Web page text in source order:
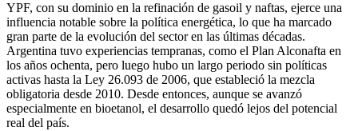
YPF, con su dominio en la refinación de gasoil y naftas, ejerce una
influencia notable sobre la política energética, lo que ha marcado
gran parte de la evolución del sector en las últimas décadas.
Argentina tuvo experiencias tempranas, como el Plan Alconafta en
los años ochenta, pero luego hubo un largo periodo sin políticas
activas hasta la Ley 26.093 de 2006, que estableció la mezcla
obligatoria desde 2010. Desde entonces, aunque se avanzó
especialmente en bioetanol, el desarrollo quedó lejos del potencial
real del país.